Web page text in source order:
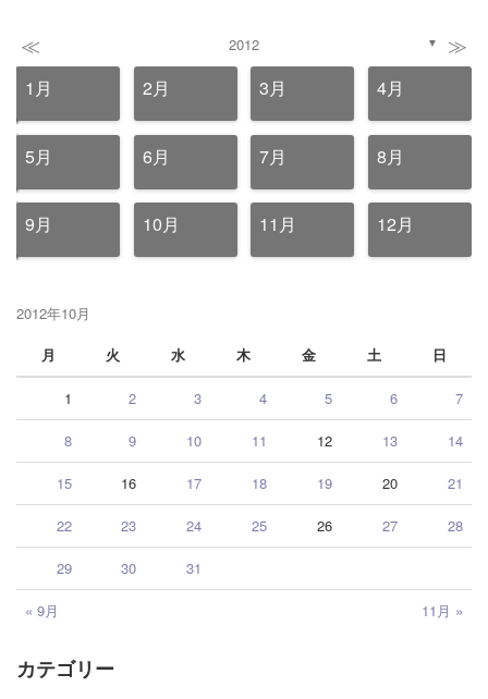
≪ 2012 ▼ ≫
1月 2月 3月 4月
5月 6月 7月 8月
9月 10月 11月 12月
2012年10月
月
火 水 木 金 土 日
« 9月 11月 »
1 2 3 4 5 6 7
8 9 10 11 12 13 14
15 16 17 18 19 20 21
22 23 24 25 26 27 28
29 30 31
カテゴリー